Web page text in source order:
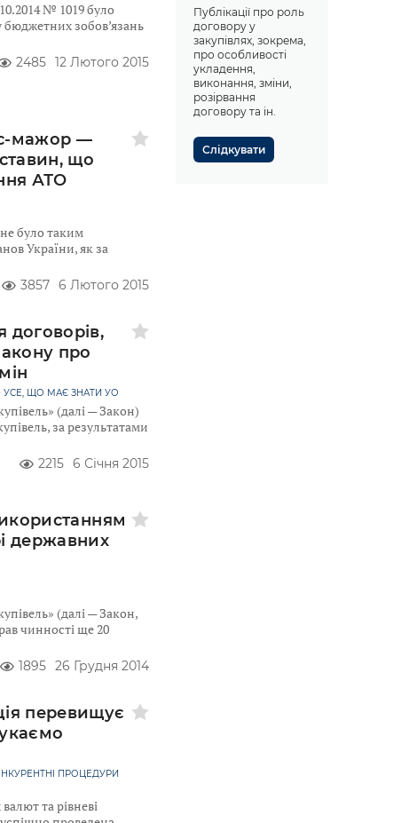
№ 1019 було
бюджетних зобов’язань
2485 12 Лютого 2015
мажор —
що
АТО
було таким
України, як за
3857 6 Лютого 2015
договорів,
про
УСЕ, ЩО МАЄ ЗНАТИ УО
(далі — Закон)
за результатами
2215 6 Січня 2015
державних
(далі — Закон,
чинності ще 20
1895 26 Грудня 2014
перевищує
ПРОЦЕДУРИ
та рівневі
Публікації про роль
договору у
закупівлях, зокрема,
про особливості
укладення,
виконання, зміни,
розірвання
договору та ін.
Слідкувати